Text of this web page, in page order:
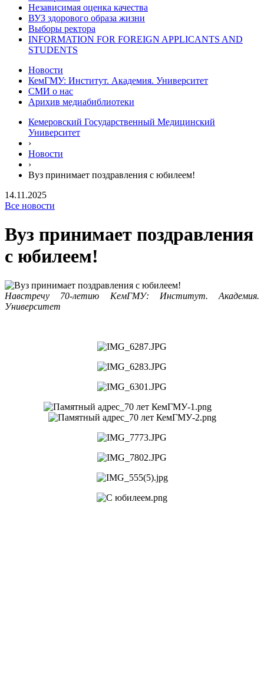
Независимая оценка качества
ВУЗ здорового образа жизни
Выборы ректора
INFORMATION FOR FOREIGN APPLICANTS AND
STUDENTS
Новости
КемГМУ: Институт. Академия. Университет
СМИ о нас
Арихив медиабиблиотеки
Кемеровский Государственный Медицинский
Университет
›
Новости
›
Вуз принимает поздравления с юбилеем!
14.11.2025
Все новости
Вуз принимает поздравления
с юбилеем!
Навстречу 70-летию КемГМУ: Институт. Академия.
Университет